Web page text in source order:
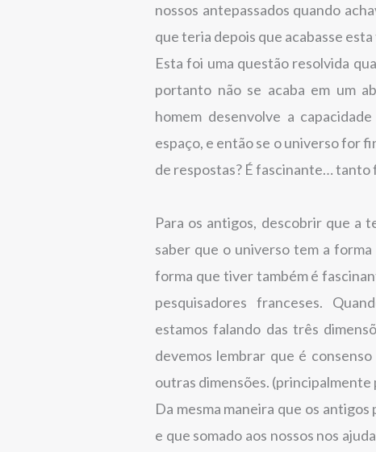
nossos antepassados quando
que teria depois que acabasse
Esta foi uma questão resolvida
portanto não se acaba em um
homem desenvolve a
espaço, e então se o universo for
de respostas? É fascinante… tanto
Para os antigos, descobrir que a
saber que o universo tem a
forma que tiver também é
pesquisadores franceses.
estamos falando das três
devemos lembrar que é
outras dimensões.
Da mesma maneira que os
e que somado aos nossos nos